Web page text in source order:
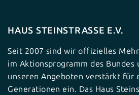
HAUS STEINSTRASSE E.V.
Seit 2007 sind wir offizielles
im Aktionsprogramm des Bundes
unseren Angeboten verstärkt für
Generationen ein. Das Haus